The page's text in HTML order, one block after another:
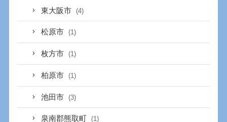
東大阪市 (4)
松原市 (1)
枚方市 (1)
柏原市 (1)
池田市 (3)
泉南郡熊取町 (1)